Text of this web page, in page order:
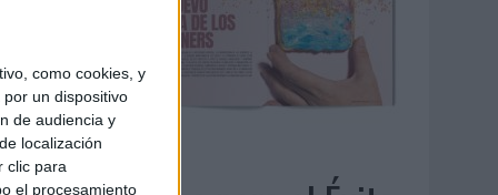
como cookies, y
un dispositivo
de audiencia y
localización
clic para
el procesamiento
04/08/2026